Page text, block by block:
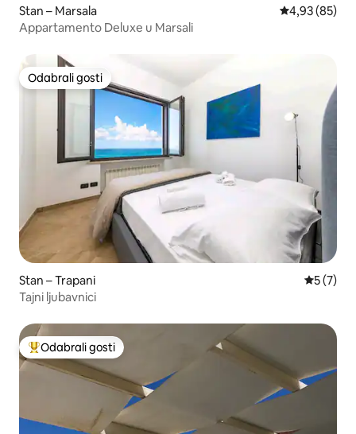
Stan – Marsala Prosječna
4,93 (85)
Appartamento Deluxe u Marsali
Odabrali gosti
Odabrali gosti
Stan – Trapani
5 (7)
Tajni ljubavnici
Među najviše rangiranima s oznakom „Odabrali gosti”
Odabrali gosti